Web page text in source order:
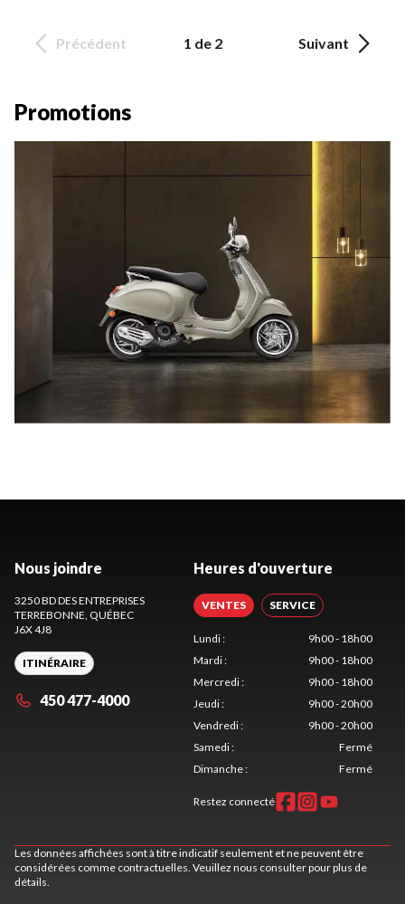
Précédent 1 de 2 Suivant
Promotions
Nous joindre
3250 BD DES ENTREPRISES
TERREBONNE , QUÉBEC
J6X 4J8
ITINÉRAIRE
450 477-4000
Heures d'ouverture
VENTES SERVICE
Lundi:
9h00 - 18h00
Mardi:
9h00 - 18h00
Mercredi:
9h00 - 18h00
Jeudi:
9h00 - 20h00
Vendredi:
9h00 - 20h00
Samedi:
Fermé
Dimanche: Fermé
Restez connecté
Les données affichées sont à titre indicatif seulement et ne peuvent être
considérées comme contractuelles. Veuillez nous consulter pour plus de
détails.